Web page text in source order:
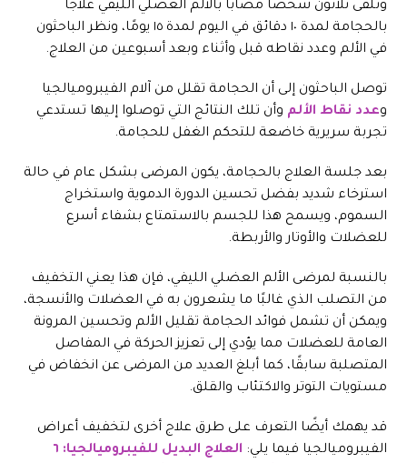
وتلقى ثلاثون شخصًا مصابًا بالألم العضلي الليفي علاجًا
بالحجامة لمدة ١٠ دقائق في اليوم لمدة ١٥ يومًا، ونظر الباحثون
في الألم وعدد نقاطه قبل وأثناء وبعد أسبوعين من العلاج.
توصل الباحثون إلى أن الحجامة تقلل من آلام الفيبروميالجيا
وعدد نقاط الألم وأن تلك النتائج التي توصلوا إليها تستدعي
تجربة سريرية خاضعة للتحكم الغفل للحجامة.
بعد جلسة العلاج بالحجامة، يكون المرضى بشكل عام في حالة
استرخاء شديد بفضل تحسين الدورة الدموية واستخراج
السموم، ويسمح هذا للجسم بالاستمتاع بشفاء أسرع
للعضلات والأوتار والأربطة.
بالنسبة لمرضى الألم العضلي الليفي، فإن هذا يعني التخفيف
من التصلب الذي غالبًا ما يشعرون به في العضلات والأنسجة،
ويمكن أن تشمل فوائد الحجامة تقليل الألم وتحسين المرونة
العامة للعضلات مما يؤدي إلى تعزيز الحركة في المفاصل
المتصلبة سابقًا، كما أبلغ العديد من المرضى عن انخفاض في
مستويات التوتر والاكتئاب والقلق.
قد يهمك أيضًا التعرف على طرق علاج أخرى لتخفيف أعراض
الفيبروميالجيا فيما يلي:
العلاج البديل للفيبروميالجيا: ٦